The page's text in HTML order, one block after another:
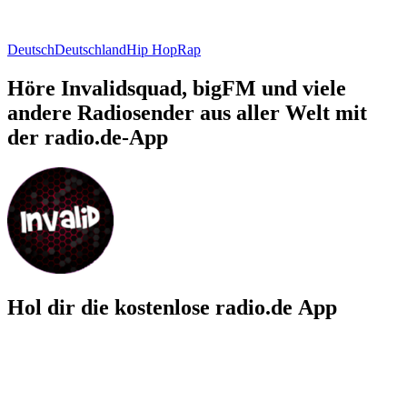
DeutschDeutschlandHip HopRap
Höre Invalidsquad, bigFM und viele
andere Radiosender aus aller Welt mit
der radio.de-App
Hol dir die kostenlose radio.de App